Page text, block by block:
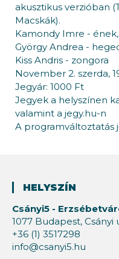
akusztikus verzióban
Macskák).
Kamondy Imre -
György Andrea -
Kiss Andris - zongora
November 2. szerda,
Jegyár: 1000 Ft
Jegyek a helyszínen
valamint a jegy.hu-n
A programváltoztatás
HELYSZÍN
Csányi5 -
1077 Budapest, Csányi
+36 (1) 3517298
info@csanyi5.hu